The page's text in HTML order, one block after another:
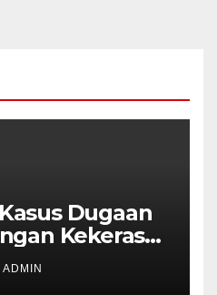
Dugaan
Kekerasan
Phone
ADMIN